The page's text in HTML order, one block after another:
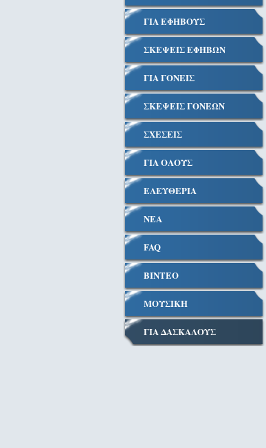
ΓΙΑ ΕΦΗΒΟΥΣ
ΣΚΕΨΕΙΣ ΕΦΗΒΩΝ
ΓΙΑ ΓΟΝΕΙΣ
ΣΚΕΨΕΙΣ ΓΟΝΕΩΝ
ΣΧΕΣΕΙΣ
ΓΙΑ ΟΛΟΥΣ
ΕΛΕΥΘΕΡΙΑ
ΝΕΑ
FAQ
ΒΙΝΤΕΟ
ΜΟΥΣΙΚΗ
ΓΙΑ ΔΑΣΚΑΛΟΥΣ